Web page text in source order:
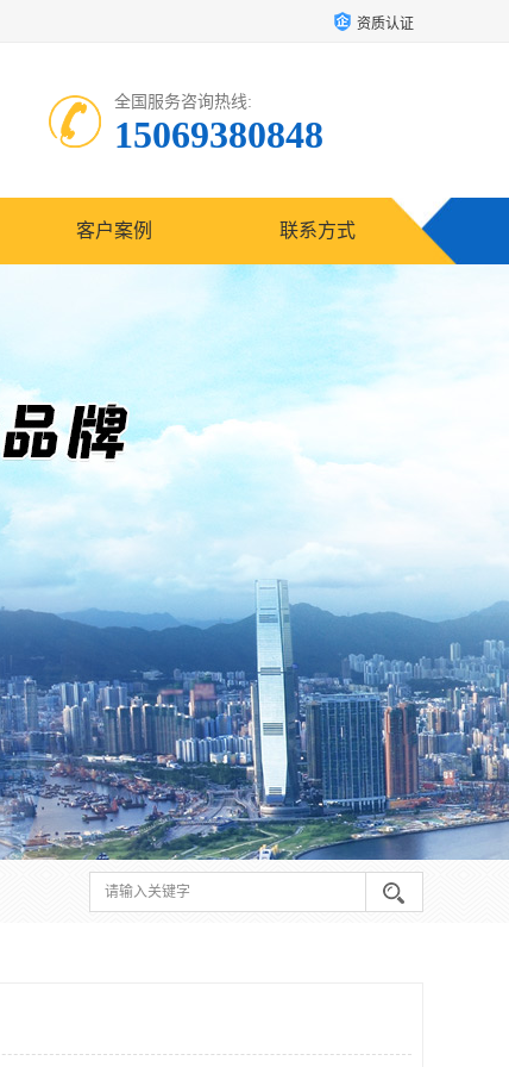
资质认证
全国服务咨询热线:
15069380848
客户案例 联系方式